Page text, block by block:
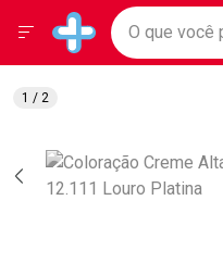
DrogariasBaixe nosso APP e
Ir direto para a home
pela
Ir direto para o conteúdo
Ir direto para a busca
Ir direto para a conta
Ir direto para a
Ir direto para o carrinho
Ir direto para o menu
Faça a sua busca
O que
Menu
1 / 2